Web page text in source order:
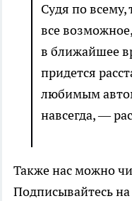
Судя по всему,
все
в ближайшее
придется
любимым
навсегда, —
Также нас можно
Подписывайтесь на